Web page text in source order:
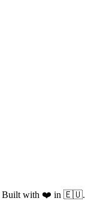
Built with ❤️ in 🇪🇺.